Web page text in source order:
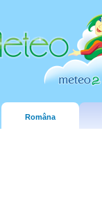
Româna